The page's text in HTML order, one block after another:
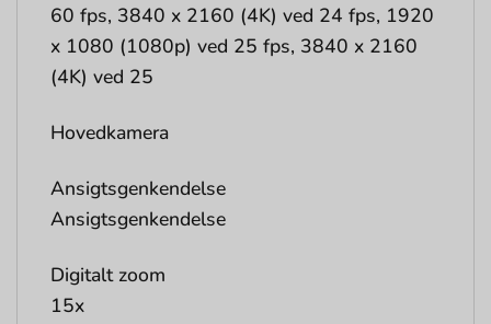
60 fps, 3840 x 2160 (4K) ved 24 fps, 1920
x 1080 (1080p) ved 25 fps, 3840 x 2160
(4K) ved 25
Hovedkamera
Ansigtsgenkendelse
Ansigtsgenkendelse
Digitalt zoom
15x